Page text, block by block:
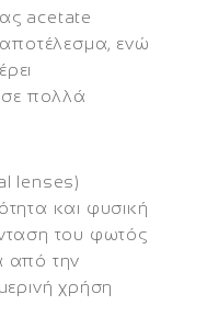
acetate
ενώ
σε πολλά
lenses)
και φυσική
του φωτός
από την
χρήση